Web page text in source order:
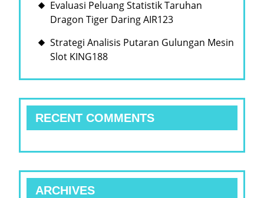
Evaluasi Peluang Statistik Taruhan
Dragon Tiger Daring AIR123
Strategi Analisis Putaran Gulungan Mesin
Slot KING188
RECENT COMMENTS
ARCHIVES